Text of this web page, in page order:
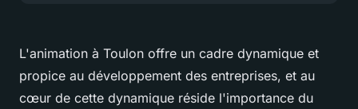
L'animation à Toulon offre un cadre dynamique et
propice au développement des entreprises, et au
cœur de cette dynamique réside l'importance du